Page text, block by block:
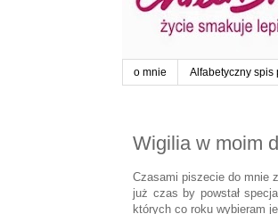
o mnie Alfabetyczny spis
Wigilia w moim
Czasami piszecie do mnie
już czas by powstał
których co roku wybieram